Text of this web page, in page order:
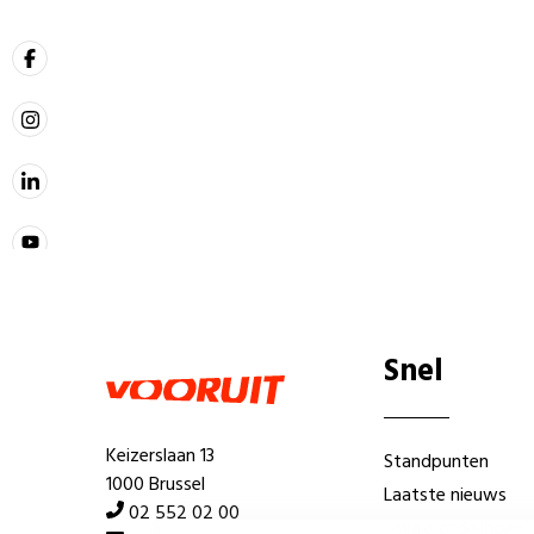
Keizerslaan 13
1000 Brussel
02 552 02 00
Snel
Standpunten
Laatste nieuws